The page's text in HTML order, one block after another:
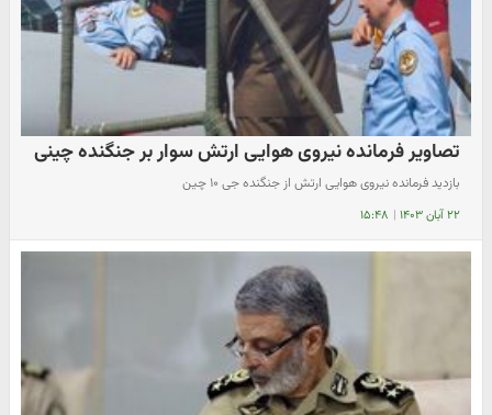
تصاویر فرمانده نیروی هوایی ارتش سوار بر جنگنده چینی
بازدید فرمانده نیروی هوایی ارتش از جنگنده جی ۱۰ چین
۲۲ آبان ۱۴۰۳ | ۱۵:۴۸